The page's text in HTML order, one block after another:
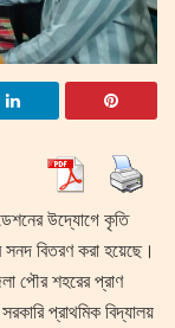
উদ্যোগে কৃতি
সনদ বিতরণ করা হয়েছে।
পৌর শহরের প্রাণ
প্রাথমিক বিদ্যালয়